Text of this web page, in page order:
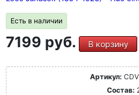
Есть в наличии
7199 руб. В корзину
Артикул:
Состав: